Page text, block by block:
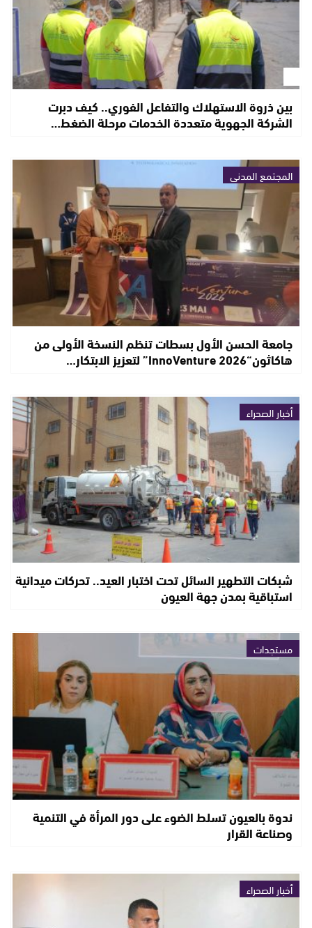
بين ذروة الاستهلاك والتفاعل الفوري.. كيف دبرت
الشركة الجهوية متعددة الخدمات مرحلة الضغط…
المجتمع المدني
جامعة الحسن الأول بسطات تنظم النسخة الأولى من
هاكاثون“InnoVenture 2026” لتعزيز الابتكار…
أخبار الصحراء
شبكات التطهير السائل تحت اختبار العيد.. تحركات ميدانية
استباقية بمدن جهة العيون
مستجدات
ندوة بالعيون تسلط الضوء على دور المرأة في التنمية
وصناعة القرار
أخبار الصحراء